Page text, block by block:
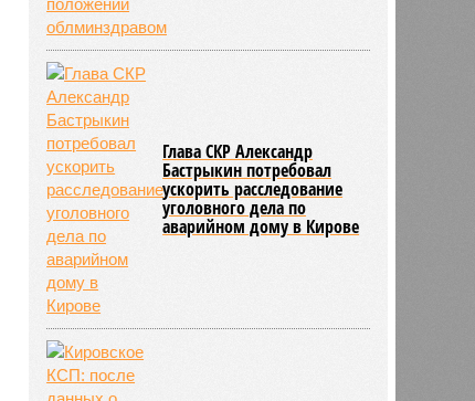
Глава СКР Александр
Бастрыкин потребовал
ускорить расследование
уголовного дела по
аварийном дому в Кирове